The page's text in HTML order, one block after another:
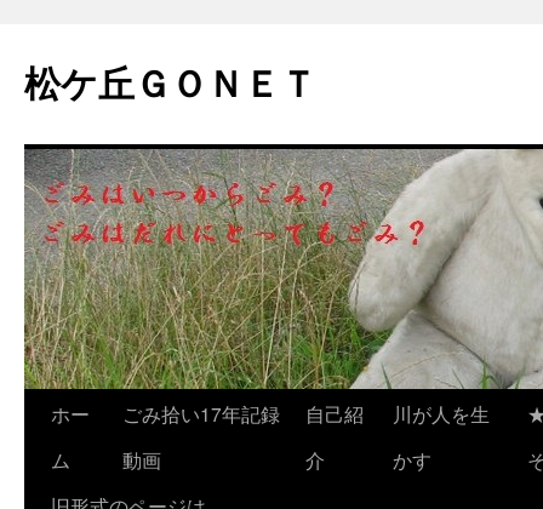
松ケ丘ＧＯＮＥＴ
ホー
ム
ごみ拾い17年記録
動画
自己紹
介
川が人を生
かす